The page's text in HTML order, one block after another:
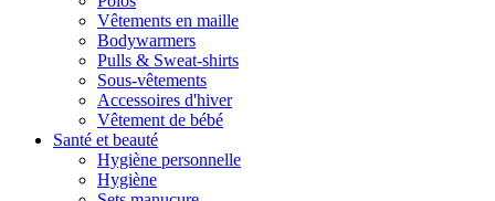
Vêtements en maille
Bodywarmers
Pulls & Sweat-shirts
Sous-vêtements
Accessoires d'hiver
Vêtement de bébé
Santé et beauté
Hygiène personnelle
Hygiène